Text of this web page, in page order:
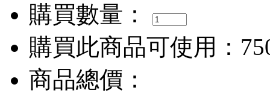
購買數量：
購買此商品可使用：
商品總價：